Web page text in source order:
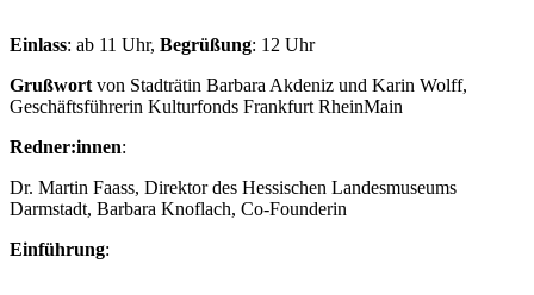
Einlass: ab 11 Uhr, Begrüßung: 12 Uhr
Grußwort von Stadträtin Barbara Akdeniz und Karin Wolff,
Geschäftsführerin Kulturfonds Frankfurt RheinMain
Redner:innen:
Dr. Martin Faass, Direktor des Hessischen Landesmuseums
Darmstadt, Barbara Knoflach, Co-Founderin
Einführung